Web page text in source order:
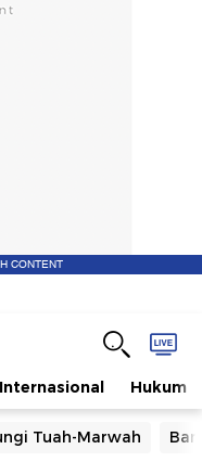
CONTENT
Internasional Hukum
Tuah-Marwah